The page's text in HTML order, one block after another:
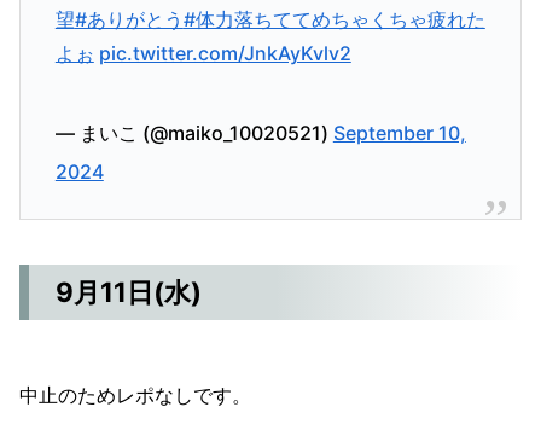
望#ありがとう #体力落ちててめちゃくちゃ疲れた
よぉ pic.twitter.com/JnkAyKvlv2
— まいこ (@maiko_10020521) September 10,
2024
9月11日(水)
中止のためレポなしです。